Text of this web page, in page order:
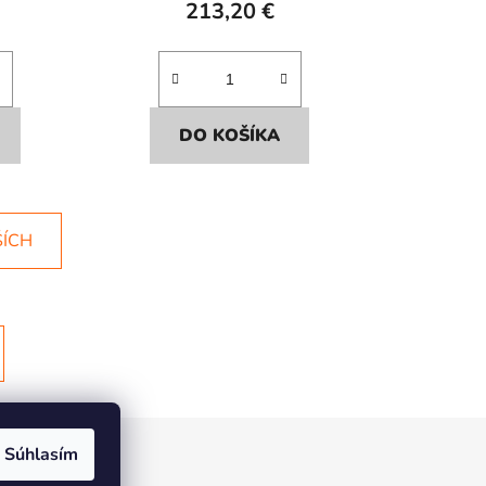
Súhlasím
213,20 €
DO KOŠÍKA